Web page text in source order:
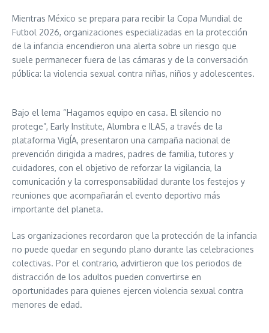
Mientras México se prepara para recibir la Copa Mundial de
Futbol 2026, organizaciones especializadas en la protección
de la infancia encendieron una alerta sobre un riesgo que
suele permanecer fuera de las cámaras y de la conversación
pública: la violencia sexual contra niñas, niños y adolescentes.
Bajo el lema “Hagamos equipo en casa. El silencio no
protege”, Early Institute, Alumbra e ILAS, a través de la
plataforma VigÍA, presentaron una campaña nacional de
prevención dirigida a madres, padres de familia, tutores y
cuidadores, con el objetivo de reforzar la vigilancia, la
comunicación y la corresponsabilidad durante los festejos y
reuniones que acompañarán el evento deportivo más
importante del planeta.
Las organizaciones recordaron que la protección de la infancia
no puede quedar en segundo plano durante las celebraciones
colectivas. Por el contrario, advirtieron que los periodos de
distracción de los adultos pueden convertirse en
oportunidades para quienes ejercen violencia sexual contra
menores de edad.